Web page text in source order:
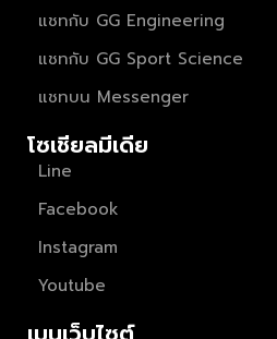
แชทกับ GG Engineering
แชทกับ GG Sport Science
แชทบน Messenger
โซเชียลมีเดีย
Line
Facebook
Instagram
Youtube